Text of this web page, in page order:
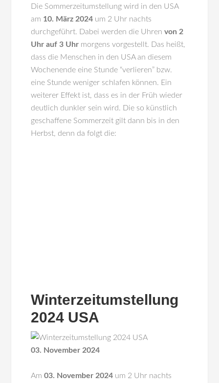
Die Sommerzeitumstellung wird in den USA
am 10. März 2024 um 2 Uhr nachts
durchgeführt. Dabei werden die Uhrenvon 2
Uhr auf 3 Uhr morgens vorgestellt. Das heißt,
dass die Menschen in den USA an diesem
Wochenende eine Stunde “verlieren” bzw.
eine Stunde weniger schlafen können. Ein
weiterer Effekt ist, dass es in der Früh wieder
deutlich dunkler sein wird. Die so künstlich
geschaffene Sommerzeit gilt dann bis in den
Herbst, denn da folgt die:
Winterzeitumstellung
2024 USA
03. November 2024
Am03. November 2024 um 2 Uhr nachts